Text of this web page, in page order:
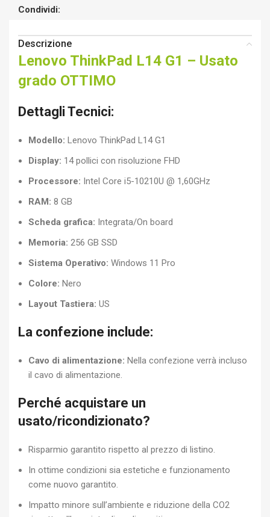
Condividi:
Descrizione
Lenovo ThinkPad L14 G1 – Usato
grado OTTIMO
Dettagli Tecnici:
Modello: Lenovo ThinkPad L14 G1
Display: 14 pollici con risoluzione FHD
Processore: Intel Core i5-10210U @ 1,60GHz
RAM: 8 GB
Scheda grafica: Integrata/On board
Memoria: 256 GB SSD
Sistema Operativo: Windows 11 Pro
Colore: Nero
Layout Tastiera: US
La confezione include:
Cavo di alimentazione: Nella confezione verrà incluso
il cavo di alimentazione.
Perché acquistare un
usato/ricondizionato?
Risparmio garantito rispetto al prezzo di listino.
In ottime condizioni sia estetiche e funzionamento
come nuovo garantito.
Impatto minore sull’ambiente e riduzione della CO2